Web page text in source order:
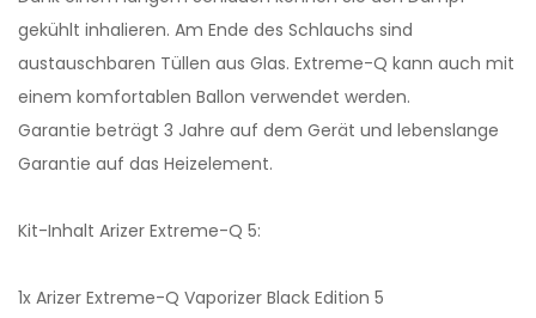
gekühlt inhalieren. Am Ende des Schlauchs sind
austauschbaren Tüllen aus Glas. Extreme-Q kann auch mit
einem komfortablen Ballon verwendet werden.
Garantie beträgt 3 Jahre auf dem Gerät und lebenslange
Garantie auf das Heizelement.
Kit-Inhalt Arizer Extreme-Q 5:
1x Arizer Extreme-Q Vaporizer Black Edition 5